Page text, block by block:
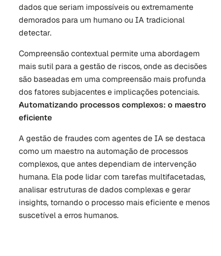
dados que seriam impossíveis ou extremamente
demorados para um humano ou IA tradicional
detectar.
Compreensão contextual permite uma abordagem
mais sutil para a gestão de riscos, onde as decisões
são baseadas em uma compreensão mais profunda
dos fatores subjacentes e implicações potenciais.
Automatizando processos complexos: o maestro
eficiente
A gestão de fraudes com agentes de IA se destaca
como um maestro na automação de processos
complexos, que antes dependiam de intervenção
humana. Ela pode lidar com tarefas multifacetadas,
analisar estruturas de dados complexas e gerar
insights, tornando o processo mais eficiente e menos
suscetível a erros humanos.